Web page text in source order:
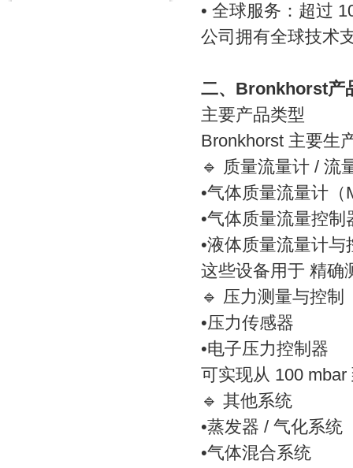
• 全球服务：超过
公司拥有全球技术
二、Bronkhorst产
主要产品类型
Bronkhorst 主要生
🔹 质量流量计 / 流
•气体质量流量计
•气体质量流量控
•液体质量流量计与
这些设备用于 精确
🔹 压力测量与控制
•压力传感器
•电子压力控制器
可实现从 100
🔹 其他系统
•蒸发器 / 气化系统
•气体混合系统